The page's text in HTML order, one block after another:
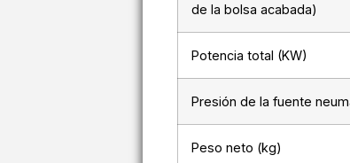
de la bolsa acabada)
Potencia total (KW)
Presión de la fuente
Peso neto (kg)